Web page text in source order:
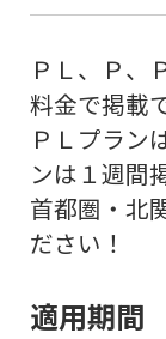
ＰＬ、Ｐ、
料金で掲載
ＰＬプラ
ンは１週間
首都圏・北
ださい！
適用期間